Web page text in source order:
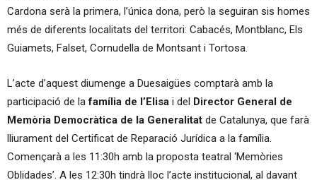
Cardona serà la primera, l’única dona, però la seguiran sis homes
més de diferents localitats del territori: Cabacés, Montblanc, Els
Guiamets, Falset, Cornudella de Montsant i Tortosa.
L’acte d’aquest diumenge a Duesaigües comptarà amb la
participació de lafamília de l’Elisa i del Director General de
Memòria Democràtica de la Generalitat de Catalunya, que farà
lliurament del Certificat de Reparació Jurídica a la família.
Començarà a les 11:30h amb la proposta teatral ‘Memòries
Oblidades’. A les 12:30h tindrà lloc l’acte institucional, al davant